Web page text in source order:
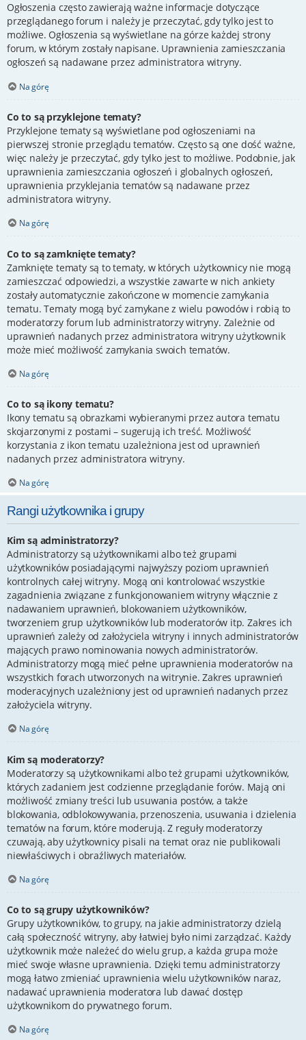
Ogłoszenia często zawierają ważne informacje dotyczące
przeglądanego forum i należy je przeczytać, gdy tylko jest to
możliwe. Ogłoszenia są wyświetlane na górze każdej strony
forum, w którym zostały napisane. Uprawnienia zamieszczania
ogłoszeń są nadawane przez administratora witryny.
Na górę
Co to są przyklejone tematy?
Przyklejone tematy są wyświetlane pod ogłoszeniami na
pierwszej stronie przeglądu tematów. Często są one dość ważne,
więc należy je przeczytać, gdy tylko jest to możliwe. Podobnie, jak
uprawnienia zamieszczania ogłoszeń i globalnych ogłoszeń,
uprawnienia przyklejania tematów są nadawane przez
administratora witryny.
Na górę
Co to są zamknięte tematy?
Zamknięte tematy są to tematy, w których użytkownicy nie mogą
zamieszczać odpowiedzi, a wszystkie zawarte w nich ankiety
zostały automatycznie zakończone w momencie zamykania
tematu. Tematy mogą być zamykane z wielu powodów i robią to
moderatorzy forum lub administratorzy witryny. Zależnie od
uprawnień nadanych przez administratora witryny użytkownik
może mieć możliwość zamykania swoich tematów.
Na górę
Co to są ikony tematu?
Ikony tematu są obrazkami wybieranymi przez autora tematu
skojarzonymi z postami – sugerują ich treść. Możliwość
korzystania z ikon tematu uzależniona jest od uprawnień
nadanych przez administratora witryny.
Na górę
Rangi użytkownika i grupy
Kim są administratorzy?
Administratorzy są użytkownikami albo też grupami
użytkowników posiadającymi najwyższy poziom uprawnień
kontrolnych całej witryny. Mogą oni kontrolować wszystkie
zagadnienia związane z funkcjonowaniem witryny włącznie z
nadawaniem uprawnień, blokowaniem użytkowników,
tworzeniem grup użytkowników lub moderatorów itp. Zakres ich
uprawnień zależy od założyciela witryny i innych administratorów
mających prawo nominowania nowych administratorów.
Administratorzy mogą mieć pełne uprawnienia moderatorów na
wszystkich forach utworzonych na witrynie. Zakres uprawnień
moderacyjnych uzależniony jest od uprawnień nadanych przez
założyciela witryny.
Na górę
Kim są moderatorzy?
Moderatorzy są użytkownikami albo też grupami użytkowników,
których zadaniem jest codzienne przeglądanie forów. Mają oni
możliwość zmiany treści lub usuwania postów, a także
blokowania, odblokowywania, przenoszenia, usuwania i dzielenia
tematów na forum, które moderują. Z reguły moderatorzy
czuwają, aby użytkownicy pisali na temat oraz nie publikowali
niewłaściwych i obraźliwych materiałów.
Na górę
Co to są grupy użytkowników?
Grupy użytkowników, to grupy, na jakie administratorzy dzielą
całą społeczność witryny, aby łatwiej było nimi zarządzać. Każdy
użytkownik może należeć do wielu grup, a każda grupa może
mieć swoje własne uprawnienia. Dzięki temu administratorzy
mogą łatwo zmieniać uprawnienia wielu użytkowników naraz,
nadawać uprawnienia moderatora lub dawać dostęp
użytkownikom do prywatnego forum.
Na górę